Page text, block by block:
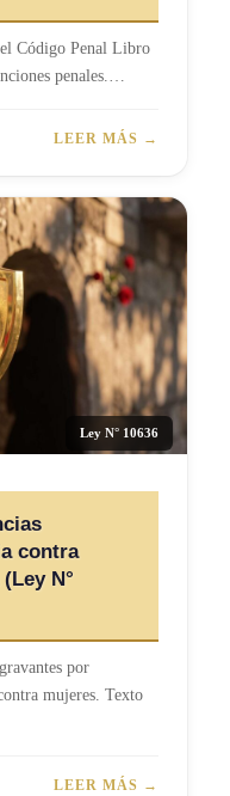
Código Penal Libro
penales.…
LEER MÁS →
Ley N° 10636
contra
N°
por
mujeres. Texto
LEER MÁS →